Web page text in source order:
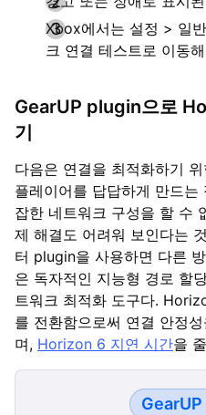
Xbox에서는 설정 > 일
크 연결 테스트로 이동
GearUP plugin으로
기
다음은 연결을 최적화하기
플레이어를 답답하게 만드
잡한 네트워크 구성을 할 수
제 해결도 어려워 보인다는
터 plugin을 사용하면 다른
은 독자적인 지능형 경로 할
트워크 최적화 도구다.
를 전환함으로써 연결 안정
며, Horizon 6 지연 시간을
GearUP